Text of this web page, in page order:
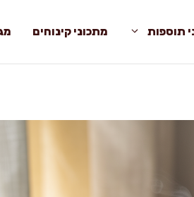
תוספות מתכוני קינוחים